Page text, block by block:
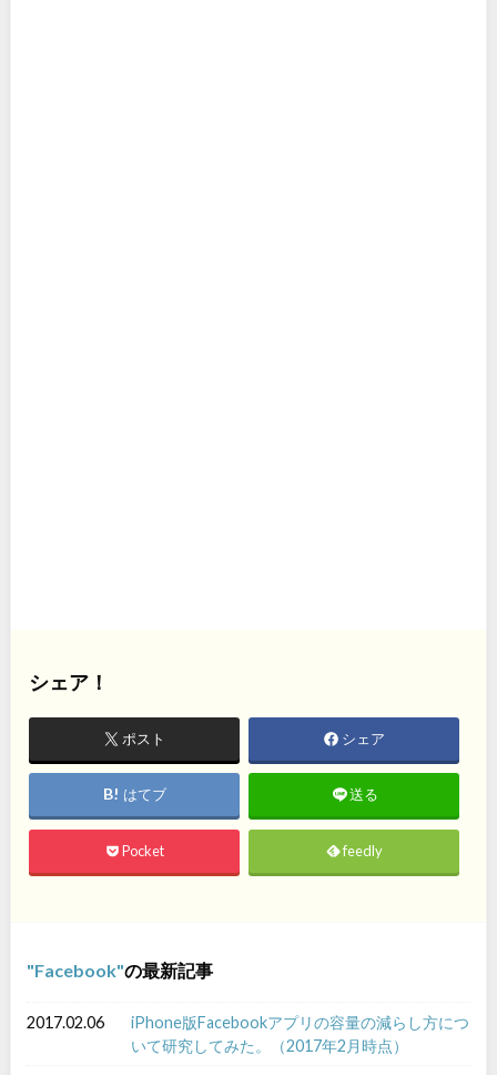
シェア！
ポスト シェア
はてブ 送る
Pocket feedly
Facebook の最新記事
2017.02.06
iPhone版Facebookアプリの容量の減らし方につ
いて研究してみた。（2017年2月時点）